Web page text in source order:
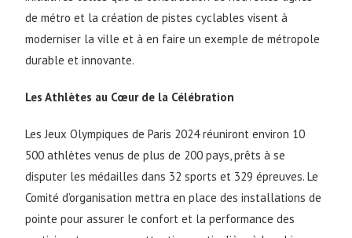
de métro et la création de pistes cyclables visent à
moderniser la ville et à en faire un exemple de métropole
durable et innovante.
Les Athlètes au Cœur de la Célébration
Les Jeux Olympiques de Paris 2024 réuniront environ 10
500 athlètes venus de plus de 200 pays, prêts à se
disputer les médailles dans 32 sports et 329 épreuves. Le
Comité d’organisation mettra en place des installations de
pointe pour assurer le confort et la performance des